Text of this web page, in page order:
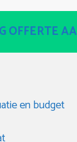
OFFERTE
en budget